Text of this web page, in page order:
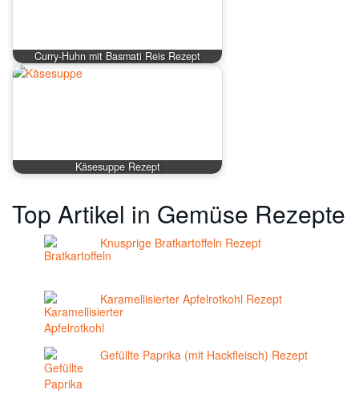
Curry-Huhn mit Basmati Reis Rezept
Käsesuppe Rezept
Top Artikel in Gemüse Rezepte
Knusprige Bratkartoffeln Rezept
Karamellisierter Apfelrotkohl Rezept
Gefüllte Paprika (mit Hackfleisch) Rezept